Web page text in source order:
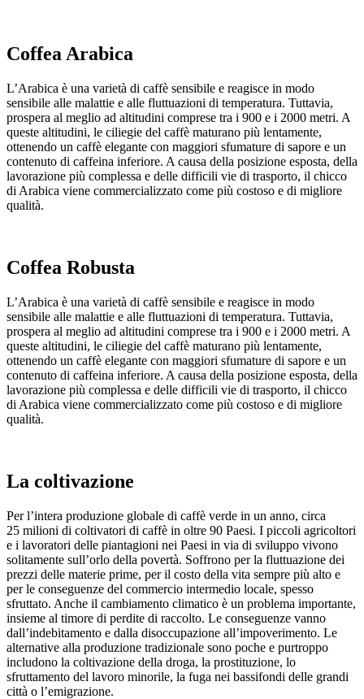
Coffea Arabica
L’Arabica è una varietà di caffè sensibile e reagisce in modo
sensibile alle malattie e alle fluttuazioni di temperatura. Tuttavia,
prospera al meglio ad altitudini comprese tra i 900 e i 2000 metri. A
queste altitudini, le ciliegie del caffè maturano più lentamente,
ottenendo un caffè elegante con maggiori sfumature di sapore e un
contenuto di caffeina inferiore. A causa della posizione esposta, della
lavorazione più complessa e delle difficili vie di trasporto, il chicco
di Arabica viene commercializzato come più costoso e di migliore
qualità.
Coffea Robusta
L’Arabica è una varietà di caffè sensibile e reagisce in modo
sensibile alle malattie e alle fluttuazioni di temperatura. Tuttavia,
prospera al meglio ad altitudini comprese tra i 900 e i 2000 metri. A
queste altitudini, le ciliegie del caffè maturano più lentamente,
ottenendo un caffè elegante con maggiori sfumature di sapore e un
contenuto di caffeina inferiore. A causa della posizione esposta, della
lavorazione più complessa e delle difficili vie di trasporto, il chicco
di Arabica viene commercializzato come più costoso e di migliore
qualità.
La coltivazione
Per l’intera produzione globale di caffè verde in un anno, circa
25 milioni di coltivatori di caffè in oltre 90 Paesi. I piccoli agricoltori
e i lavoratori delle piantagioni nei Paesi in via di sviluppo vivono
solitamente sull’orlo della povertà. Soffrono per la fluttuazione dei
prezzi delle materie prime, per il costo della vita sempre più alto e
per le conseguenze del commercio intermedio locale, spesso
sfruttato. Anche il cambiamento climatico è un problema importante,
insieme al timore di perdite di raccolto. Le conseguenze vanno
dall’indebitamento e dalla disoccupazione all’impoverimento. Le
alternative alla produzione tradizionale sono poche e purtroppo
includono la coltivazione della droga, la prostituzione, lo
sfruttamento del lavoro minorile, la fuga nei bassifondi delle grandi
città o l’emigrazione.